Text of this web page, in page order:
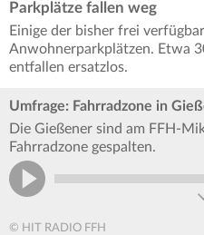
Parkplätze fallen weg
Einige der bisher frei
Anwohnerparkplätzen. Etwa
entfallen ersatzlos.
Umfrage: Fahrradzone in
Die Gießener sind am FFH-
Fahrradzone gespalten.
© HIT RADIO FFH